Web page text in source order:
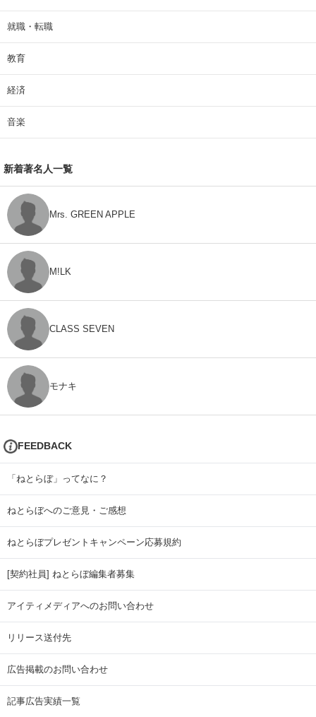
就職・転職
教育
経済
音楽
新着著名人一覧
Mrs. GREEN APPLE
M!LK
CLASS SEVEN
モナキ
FEEDBACK
「ねとらぼ」ってなに？
ねとらぼへのご意見・ご感想
ねとらぼプレゼントキャンペーン応募規約
[契約社員] ねとらぼ編集者募集
アイティメディアへのお問い合わせ
リリース送付先
広告掲載のお問い合わせ
記事広告実績一覧